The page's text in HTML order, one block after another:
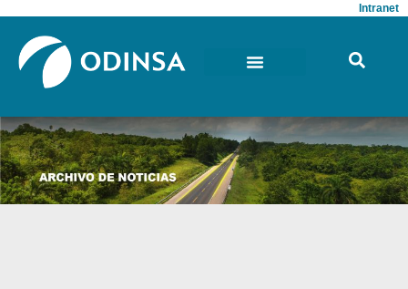
Intranet